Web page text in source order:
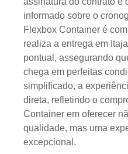
informado sobre o
Flexbox Container é
realiza a entrega em
pontual, assegurando
chega em perfeitas
simplificado, a
direta, refletindo o
Container em oferecer
qualidade, mas uma
excepcional.